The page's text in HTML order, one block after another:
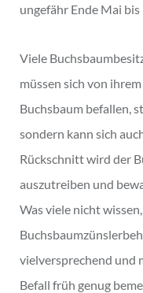
ungefähr Ende Mai
Viele
müssen sich von
Buchsbaum befallen,
sondern kann sich
Rückschnitt wird der
auszutreiben und
Was viele nicht
vielversprechend und
Befall früh genug